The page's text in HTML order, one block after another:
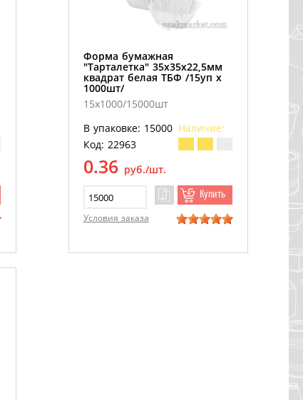
Форма бумажная
"Тарталетка" 35х35х22,5мм
квадрат белая ТБФ /15уп х
1000шт/
15х1000/15000шт
В упаковке: 15000 Наличие:
Код: 22963
0.36 руб./шт.
Купить
Условия заказа